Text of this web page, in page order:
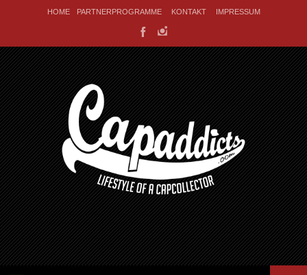
HOME PARTNERPROGRAMME KONTAKT IMPRESSUM